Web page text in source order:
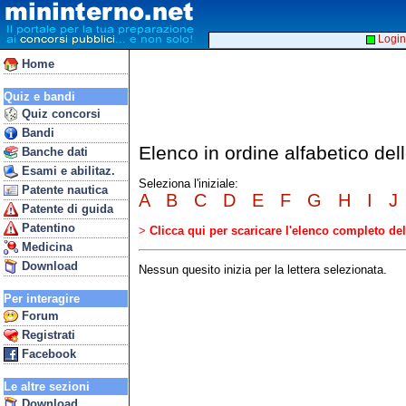
Home
Quiz e bandi
Quiz concorsi
Bandi
Banche dati
Esami e abilitaz.
Patente nautica
Patente di guida
Patentino
Medicina
Download
Per interagire
Forum
Registrati
Facebook
Le altre sezioni
Login
Elenco in ordine alfabetico
Seleziona l'iniziale:
A B C D E F G H I J
> Clicca qui per scaricare l'elenco completo
Nessun quesito inizia per la lettera selezionata.